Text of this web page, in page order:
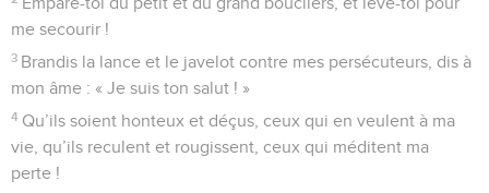
me secourir !
3 Brandis la lance et le javelot contre mes persécuteurs, dis à
mon âme : « Je suis ton salut ! »
4 Qu’ils soient honteux et déçus, ceux qui en veulent à ma
vie, qu’ils reculent et rougissent, ceux qui méditent ma
perte !